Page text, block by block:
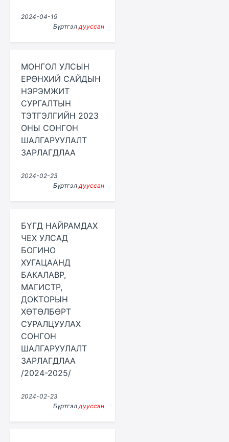
2024-04-19
Бүртгэлдууссан
МОНГОЛ УЛСЫН
ЕРӨНХИЙ САЙДЫН
НЭРЭМЖИТ
СУРГАЛТЫН
ТЭТГЭЛГИЙН 2023
ОНЫ СОНГОН
ШАЛГАРУУЛАЛТ
ЗАРЛАГДЛАА
2024-02-23
Бүртгэлдууссан
БҮГД НАЙРАМДАХ
ЧЕХ УЛСАД
БОГИНО
ХУГАЦААНД
БАКАЛАВР,
МАГИСТР,
ДОКТОРЫН
ХӨТӨЛБӨРТ
СУРАЛЦУУЛАХ
СОНГОН
ШАЛГАРУУЛАЛТ
ЗАРЛАГДЛАА
/2024-2025/
2024-02-23
Бүртгэлдууссан